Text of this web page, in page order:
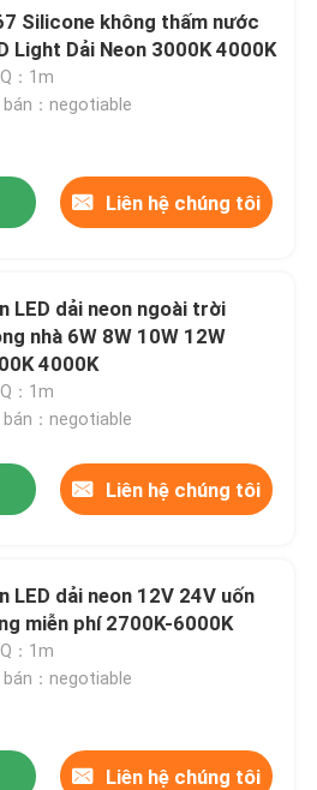
Silicone không thấm nước
Light Dải Neon 3000K 4000K
：1m
bán：negotiable
Liên hệ chúng tôi
LED dải neon ngoài trời
nhà 6W 8W 10W 12W
4000K
：1m
bán：negotiable
Liên hệ chúng tôi
LED dải neon 12V 24V uốn
miễn phí 2700K-6000K
：1m
bán：negotiable
Liên hệ chúng tôi